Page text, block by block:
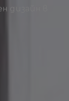
дизайн в